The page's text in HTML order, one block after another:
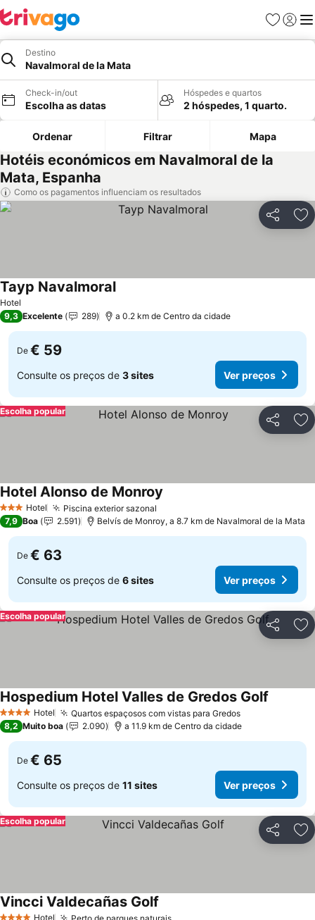
Favoritos
Iniciar
Destino
Navalmoral de la Mata
Check-in/out
Escolha as datas
Hóspedes e quartos
2 hóspedes, 1 quarto.
Ordenar Filtrar Mapa
Hotéis económicos em Navalmoral de la
Mata, Espanha
Como os pagamentos influenciam os resultados
Partilhar
Hotel
Tayp Navalmoral
9,3 Excelente 289 a 0.2 km de Centro da cidade
De € 59
Consulte os preços de 3 sites Ver preços
Partilhar
Escolha popular
3 EstrelasHotel Piscina exterior sazonal
Hotel Alonso de Monroy
7,9 Boa 2.591 Belvís de Monroy, a 8.7 km de Navalmoral de la Mata
De € 63
Consulte os preços de 6 sites Ver preços
Partilhar
Escolha popular
4 EstrelasHotel Quartos espaçosos com vistas para Gredos
Hospedium Hotel Valles de Gredos Golf
8,2 Muito boa 2.090 a 11.9 km de Centro da cidade
De € 65
Consulte os preços de 11 sites Ver preços
Partilhar
Escolha popular
Hotel Perto de parques naturais
Vincci Valdecañas Golf